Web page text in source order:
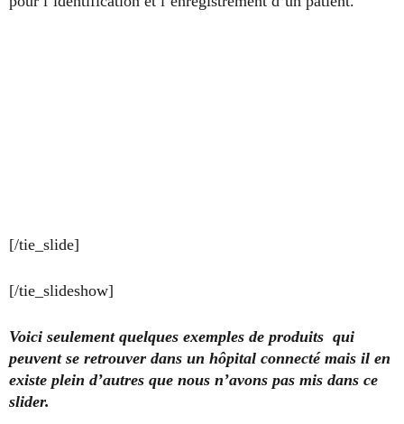
[/tie_slide]
[/tie_slideshow]
Voici seulement quelques exemples de produits qui
peuvent se retrouver dans un hôpital connecté mais il en
existe plein d’autres que nous n’avons pas mis dans ce
slider.